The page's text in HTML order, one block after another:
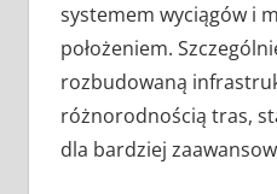
systemem wyciągów i
położeniem.
rozbudowaną
różnorodnością tras,
dla bardziej